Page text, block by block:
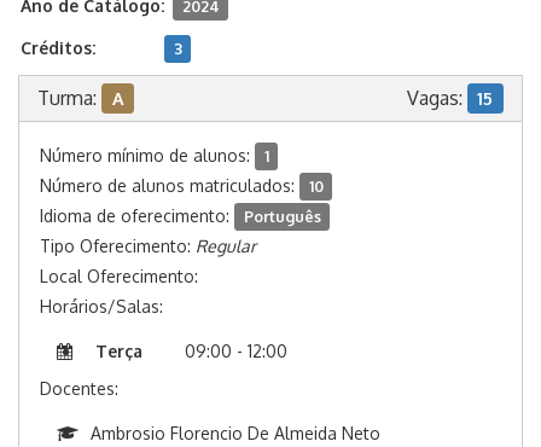
Ano de Catálogo: 2024
Créditos: 3
Turma: A Vagas: 15
Número mínimo de alunos: 1
Número de alunos matriculados: 10
Idioma de oferecimento: Português
Tipo Oferecimento: Regular
Local Oferecimento:
Horários/Salas:
Terça
09:00 - 12:00
Docentes:
Ambrosio Florencio De Almeida Neto